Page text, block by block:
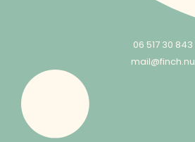
06 517 30 843
mail@finch.nu